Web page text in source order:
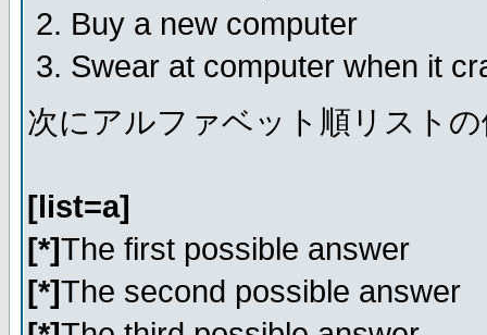
Buy a new computer
Swear at computer when it
次にアルファベット順リスト
[list=a]
[*]The first possible answer
[*]The second possible answer